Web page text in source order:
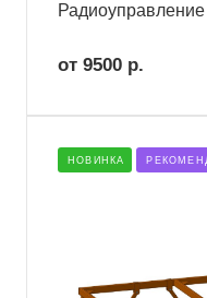
от 9500 р.
НОВИНКА